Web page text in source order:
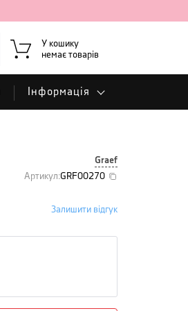
У кошику
немає товарів
Інформація
Graef
Артикул:GRF00270
Залишити відгук